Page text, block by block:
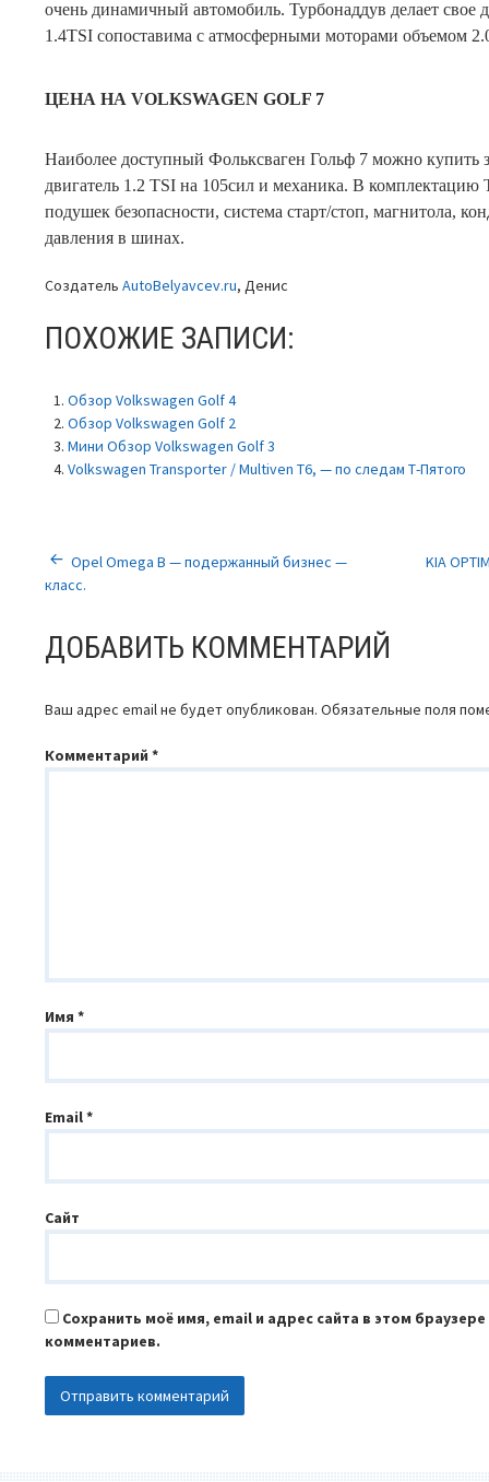
очень динамичный автомобиль. Турбонаддув делает свое
1.4TSI сопоставима с атмосферными моторами объемом
ЦЕНА НА VOLKSWAGEN GOLF 7
Наиболее доступный Фольксваген Гольф 7 можно купить
двигатель 1.2 TSI на 105сил и механика. В комплектацию
подушек безопасности, система старт/стоп, магнитола,
давления в шинах.
СоздательAutoBelyavcev.ru, Денис
ПОХОЖИЕ ЗАПИСИ:
Обзор Volkswagen Golf 4
Обзор Volkswagen Golf 2
Мини Обзор Volkswagen Golf 3
Volkswagen Transporter / Multiven T6, — по следам Т-Пятого
НАВИГАЦИЯ
ЗАПИСЯМ
Opel Omega B — подержанный бизнес —
класс.
KIA
ДОБАВИТЬ КОММЕНТАРИЙ
Ваш адрес email не будет опубликован. Обязательные поля
Комментарий*
Имя*
Email*
Сайт
Сохранить моё имя, email и адрес сайта в этом
комментариев.